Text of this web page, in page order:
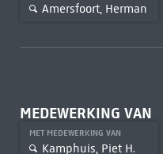
Amersfoort, Herman
MEDEWERKING VAN
MET MEDEWERKING VAN
Kamphuis, Piet H.